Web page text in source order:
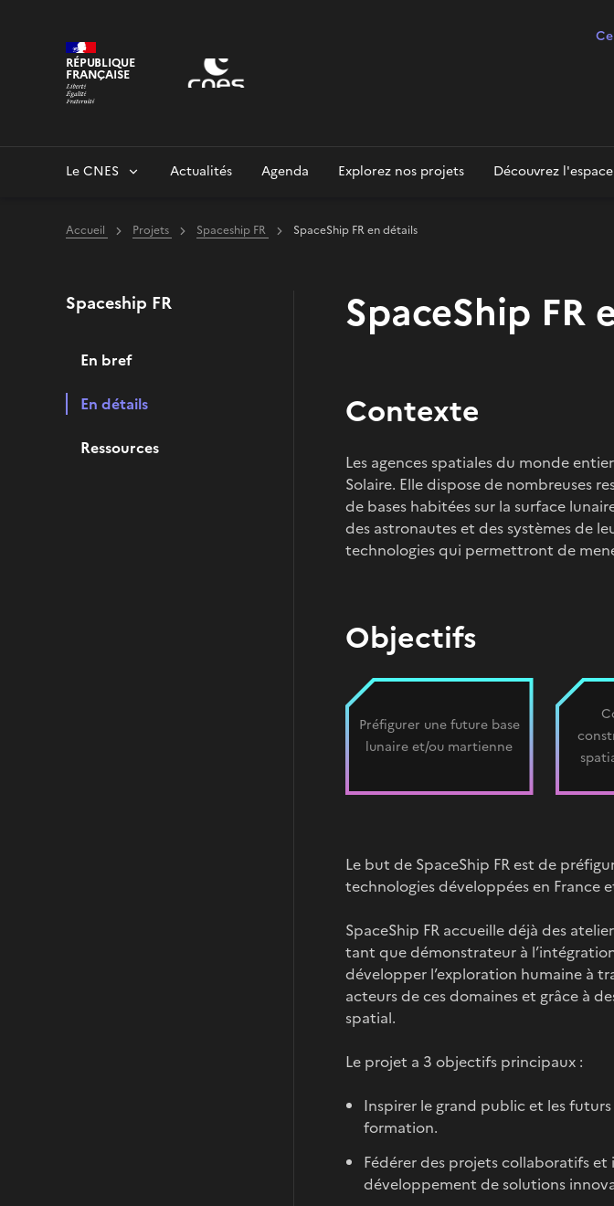
RÉPUBLIQUE
FRANÇAISE
Le CNES Actualités Agenda Explorez nos projets Découvrez l'espace
Accueil Projets Spaceship FR SpaceShip FR en détails
Spaceship FR
En bref
En détails
Ressources
SpaceShip FR
Contexte
Les agences spatiales du monde
Solaire. Elle dispose de nombreuses
de bases habitées sur la surface
des astronautes et des systèmes de
technologies qui permettront de
Objectifs
Préfigurer une future base
lunaire et/ou martienne
Le but de SpaceShip FR est de
technologies développées en France
SpaceShip FR accueille déjà des
tant que démonstrateur à
développer l’exploration humaine à
acteurs de ces domaines et grâce à
spatial.
Le projet a 3 objectifs principaux :
Inspirer le grand public et les
formation.
Fédérer des projets collaboratifs
développement de solutions